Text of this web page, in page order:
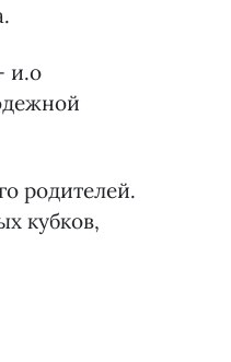
и.о
родителей.
кубков,